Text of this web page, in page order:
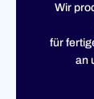
Wir
für
an